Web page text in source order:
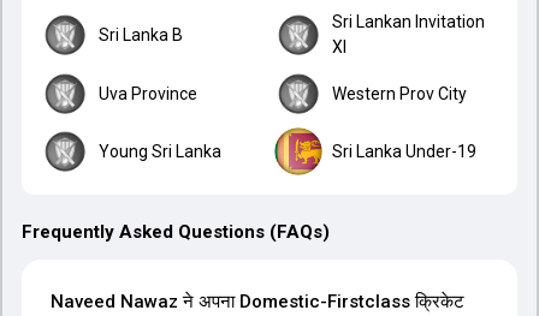
Sri Lanka B
Sri Lankan Invitation
XI
Uva Province Western Prov City
Young Sri Lanka Sri Lanka Under-19
Frequently Asked Questions (FAQs)
Naveed Nawaz ने अपना Domestic-Firstclass क्रिकेट